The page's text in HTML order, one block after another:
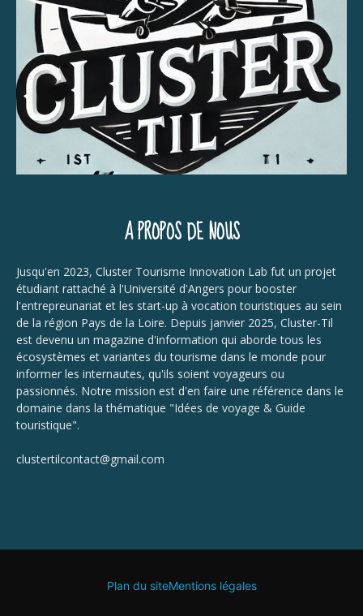
A PROPOS DE NOUS
Jusqu'en 2023, Cluster Tourisme Innovation Lab fut un projet
étudiant rattaché à l'Université d'Angers pour booster
l'entrepreunariat et les start-up à vocation touristiques au sein
de la région Pays de la Loire. Depuis janvier 2025, Cluster-Til
est devenu un magazine d'information qui aborde tous les
écosystèmes et variantes du tourisme dans le monde pour
informer les internautes, qu'ils soient voyageurs ou
passionnés. Notre mission est d'en faire une référence dans le
domaine dans la thématique "Idées de voyage & Guide
touristique".
clustertilcontact@gmail.com
Plan du siteMentions légales